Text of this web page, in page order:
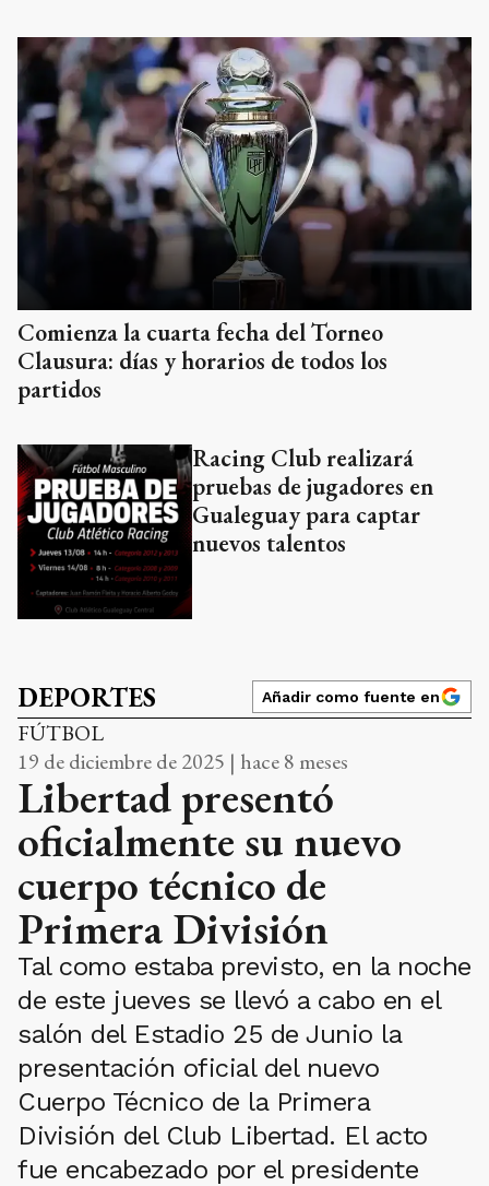
Comienza la cuarta fecha del Torneo
Clausura: días y horarios de todos los
partidos
Racing Club realizará
pruebas de jugadores en
Gualeguay para captar
nuevos talentos
DEPORTES Añadir como fuente en
FÚTBOL
19 de diciembre de 2025 | hace 8 meses
Libertad presentó
oficialmente su nuevo
cuerpo técnico de
Primera División
Tal como estaba previsto, en la noche
de este jueves se llevó a cabo en el
salón del Estadio 25 de Junio la
presentación oficial del nuevo
Cuerpo Técnico de la Primera
División del Club Libertad. El acto
fue encabezado por el presidente